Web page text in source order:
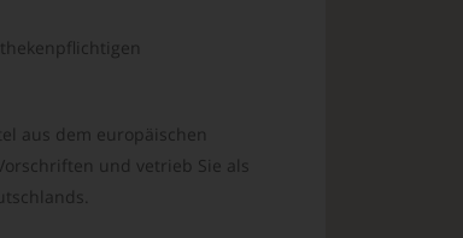
aus dem europäischen
und vetrieb Sie als